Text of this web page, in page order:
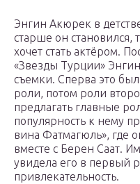
Энгин Акюрек в
старше он становился,
хочет стать актёром.
«Звезды Турции»
съемки. Сперва это
роли, потом роли
предлагать главные
популярность к нему
вина Фатмагюль», где
вместе с Берен Саат.
увидела его в первый
привлекательность.